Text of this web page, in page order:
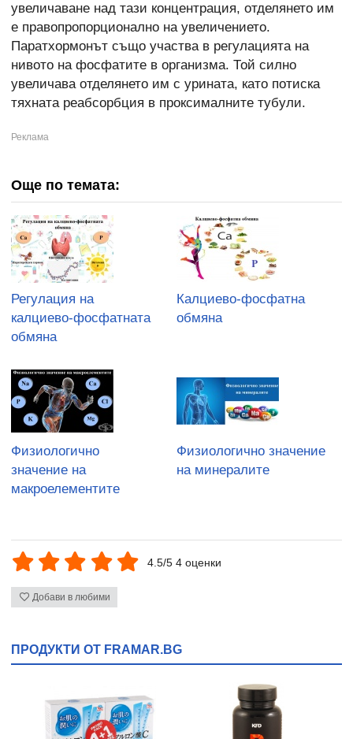
увеличаване над тази концентрация, отделянето им
е правопропорционално на увеличението.
Паратхормонът също участва в регулацията на
нивото на фосфатите в организма. Той силно
увеличава отделянето им с урината, като потиска
тяхната реабсорбция в проксималните тубули.
Още по темата:
Регулация на
калциево-фосфатната
обмяна
Калциево-фосфатна
обмяна
Физиологично
значение на
макроелементите
Физиологично значение
на минералите
4.5/5 4 оценки
Добави в любими
ПРОДУКТИ ОТ FRAMAR.BG